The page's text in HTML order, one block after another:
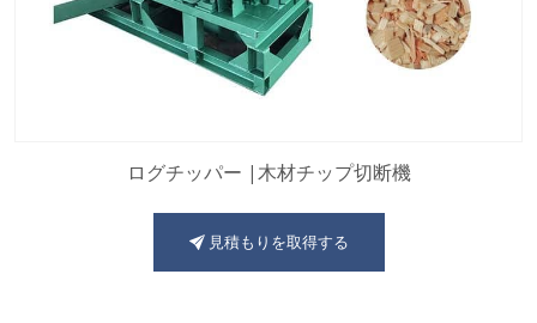
ログチッパー |木材チップ切断機
見積もりを取得する